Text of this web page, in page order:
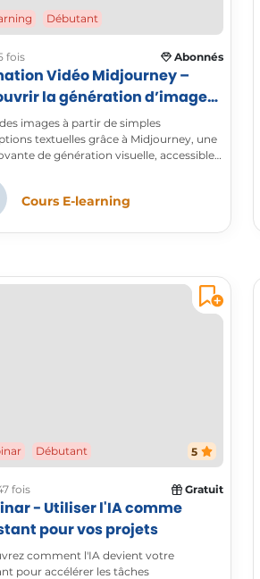
Débutant
fois Abonnés
Vidéo Midjourney –
la génération d’images
vidéos par IA
images à partir de simples
textuelles grâce à Midjourney, une
de génération visuelle, accessible
Cours E-learning
Débutant 5
fois Gratuit
- Utiliser l'IA comme
pour vos projets
comment l'IA devient votre
pour accélérer les tâches